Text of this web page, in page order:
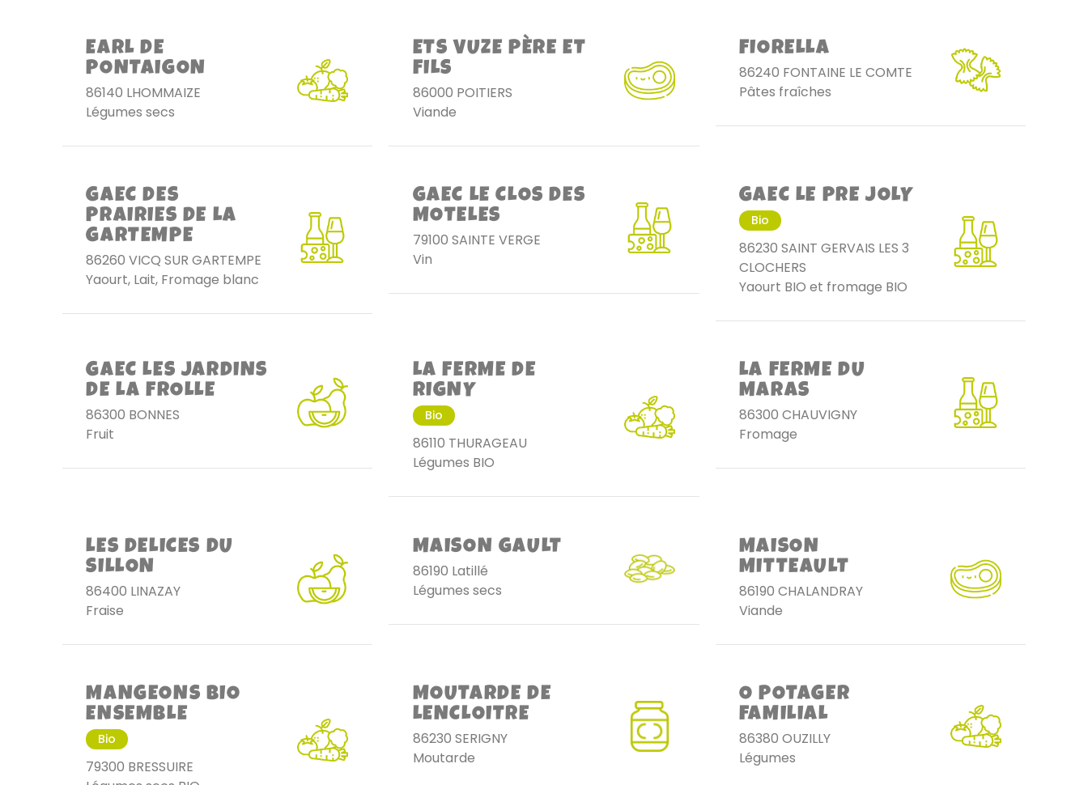
EARL DE
PONTAIGON
86140 LHOMMAIZE
Légumes secs
ETS VUZE PÈRE ET
FILS
86000 POITIERS
Viande
FIORELLA
86240 FONTAINE LE COMTE
Pâtes fraîches
GAEC DES
PRAIRIES DE LA
GARTEMPE
86260 VICQ SUR GARTEMPE
Yaourt, Lait, Fromage blanc
GAEC LE CLOS DES
MOTELES
79100 SAINTE VERGE
Vin
GAEC LE PRE JOLY
Bio
86230 SAINT GERVAIS LES 3
CLOCHERS
Yaourt BIO et fromage BIO
GAEC LES JARDINS
DE LA FROLLE
86300 BONNES
Fruit
LA FERME DE
RIGNY
Bio
86110 THURAGEAU
Légumes BIO
LA FERME DU
MARAS
86300 CHAUVIGNY
Fromage
LES DELICES DU
SILLON
86400 LINAZAY
Fraise
MAISON GAULT
86190 Latillé
Légumes secs
MAISON
MITTEAULT
86190 CHALANDRAY
Viande
MANGEONS BIO
ENSEMBLE
Bio
79300 BRESSUIRE
MOUTARDE DE
LENCLOITRE
86230 SERIGNY
Moutarde
O POTAGER
FAMILIAL
86380 OUZILLY
Légumes